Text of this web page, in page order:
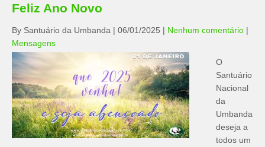
Feliz Ano Novo
By Santuário da Umbanda | 06/01/2025 | Nenhum comentário |
Mensagens
O
Santuário
Nacional
da
Umbanda
deseja a
todos um